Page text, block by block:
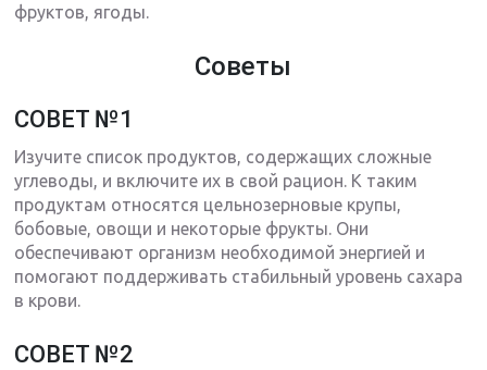
фруктов, ягоды.
Советы
СОВЕТ №1
Изучите список продуктов, содержащих сложные
углеводы, и включите их в свой рацион. К таким
продуктам относятся цельнозерновые крупы,
бобовые, овощи и некоторые фрукты. Они
обеспечивают организм необходимой энергией и
помогают поддерживать стабильный уровень сахара
в крови.
СОВЕТ №2